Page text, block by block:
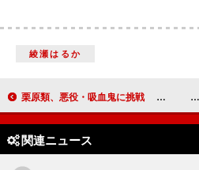
綾瀬はるか
栗原類、悪役・吸血鬼に挑戦 「これをどう未来につなげるか」
関連ニュース